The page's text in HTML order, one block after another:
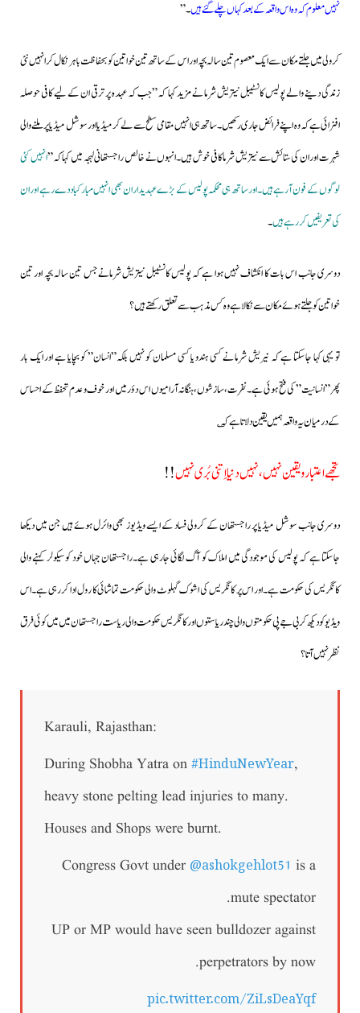
نہیں معلوم کہ وہ اس واقعہ کے بعد کہاں چلے گئے ہیں۔”
کرولی میں جلتے مکان سے ایک معصوم تین سالہ بچہ اور اس کے ساتھ تین خواتین کو بحفاظت باہر نکال کر انہیں نئی
زندگی دینے والے پولیس کانسٹیبل نیتریش شرما نے مزید کہا کہ”جب کہ عہدہ پر ترقی ان کے لیے کافی حوصلہ
افزائی ہے کہ وہ اپنے فرائض جاری رکھیں۔ساتھ ہی انہیں مقامی سطح سے لے کر میڈیا اور سوشل میڈیا پر ملنے والی
شہرت اور ان کی ستائش سے نیتریش شرما کافی خوش ہیں۔انہوں نے خالص راجستھانی لہجہ میں کہا کہ”انہیں کئی
لوگوں کے فون آرہے ہیں۔اور ساتھ ہی محکمہ پولیس کے بڑے عہدیداران بھی انہیں مبارکباد دے رہے اور ان
کی تعریفیں کررہے ہیں۔
دوسری جانب اس بات کا انکشاف نہیں ہوا ہے کہ پولیس کانسٹیبل نیتریش شرمانے جس تین سالہ بچہ اور تین
خواتین کو جلتے ہوئے مکان سے نکالا ہے وہ کس مذہب سے تعلق رکھتے ہیں؟
تو یہی کہا جاسکتا ہے کہ نیریش شرما نے کسی ہندو یا کسی مسلمان کو نہیں بلکہ”انسان” کو بچایا ہے اور ایک بار
پھر”انسانیت” کی فتح ہوئی ہے۔نفرت،سازشوں،ہنگانہ آرامیوں اس دؤر میں اور خوف و عدم تحفظ کے احساس
کے درمیان یہ واقعہ ہمیں یقین دلاتا ہے کہ؎
تجھے اعتبار و یقین نہیں،نہیں دنیا اِتنی بُری نہیں!!
دوسری جانب سوشل میڈیا پر راجستھان کے کرولی فساد کے ایسے ویڈیوز بھی وائرل ہوئے ہیں جن میں دیکھا
جاسکتا ہے کہ پولیس کی موجودگی میں املاک کو آگ لگائی جارہی ہے۔راجستھان جہاں خود کو سیکولر کہنے والی
کانگریس کی حکومت ہے۔اور اس پر کانگریس کی اشوک گہلوٹ والی حکومت تماشائی کا رول ادا کررہی ہے۔اس
ویڈیو کو دیکھ کر بی جے پی حکومتوں والی چند ریاستوں اور کانگریس حکومت والی ریاست راجستھان میں میں کوئی فرق
نظر نہیں آتا؟
Karauli, Rajasthan:
During Shobha Yatra on #HinduNewYear,
heavy stone pelting lead injuries to many.
Houses and Shops were burnt.
Congress Govt under @ashokgehlot51 is a
mute spectator.
UP or MP would have seen bulldozer against
perpetrators by now.
pic.twitter.com/ZiLsDeaYqf